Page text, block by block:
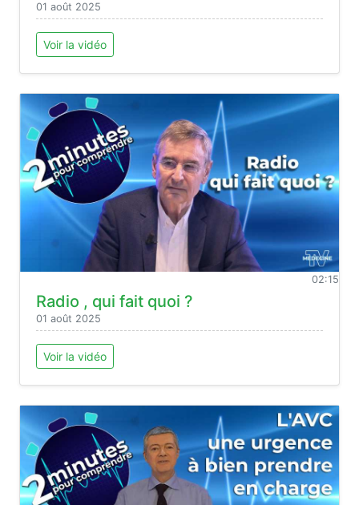
01 août 2025
Voir la vidéo
02:15
Radio , qui fait quoi ?
01 août 2025
Voir la vidéo